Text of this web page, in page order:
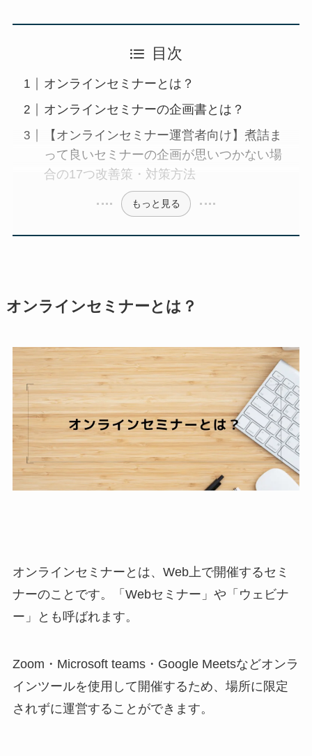
目次
オンラインセミナーとは？
オンラインセミナーの企画書とは？
【オンラインセミナー運営者向け】煮詰ま
って良いセミナーの企画が思いつかない場
合の17つ改善策・対策方法
もっと見る
オンラインセミナーとは？
オンラインセミナーとは、Web上で開催するセミ
ナーのことです。「Webセミナー」や「ウェビナ
ー」とも呼ばれます。
Zoom・Microsoft teams・Google Meetsなどオンラ
インツールを使用して開催するため、場所に限定
されずに運営することができます。